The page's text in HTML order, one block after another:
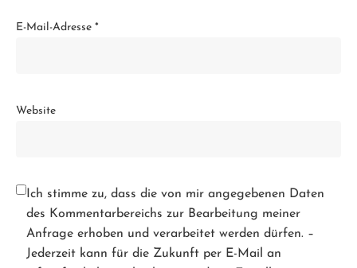
E-Mail-Adresse *
Website
Ich stimme zu, dass die von mir angegebenen Daten
des Kommentarbereichs zur Bearbeitung meiner
Anfrage erhoben und verarbeitet werden dürfen. –
Jederzeit kann für die Zukunft per E-Mail an